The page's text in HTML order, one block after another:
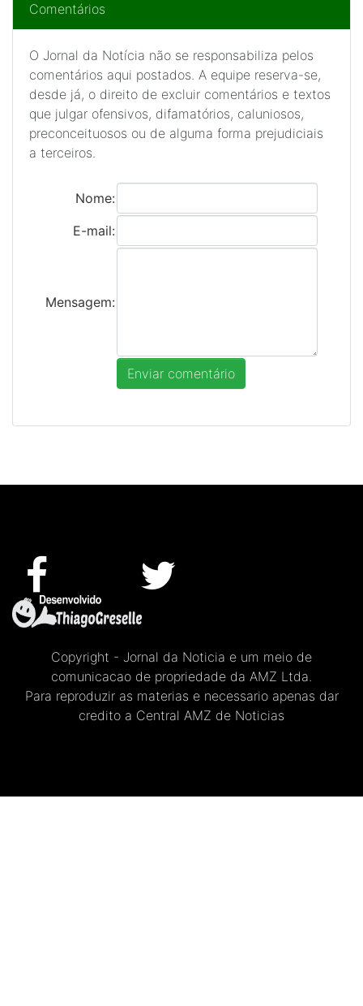
Comentários
O Jornal da Notícia não se responsabiliza pelos
comentários aqui postados. A equipe reserva-se,
desde já, o direito de excluir comentários e textos
que julgar ofensivos, difamatórios, caluniosos,
preconceituosos ou de alguma forma prejudiciais
a terceiros.
Nome:
E-mail:
Mensagem:
Copyright - Jornal da Noticia e um meio de
comunicacao de propriedade da AMZ Ltda.
Para reproduzir as materias e necessario apenas dar
credito a Central AMZ de Noticias